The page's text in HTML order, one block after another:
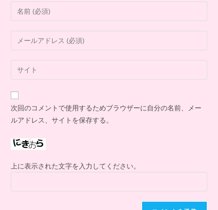
次回のコメントで使用するためブラウザーに自分の名前、メー
ルアドレス、サイトを保存する。
上に表示された文字を入力してください。